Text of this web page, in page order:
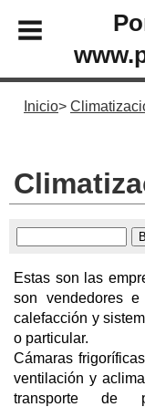
Inicio
Estas son las
son vendedores
calefacción y
o particular.
Cámaras
ventilación y
transporte de